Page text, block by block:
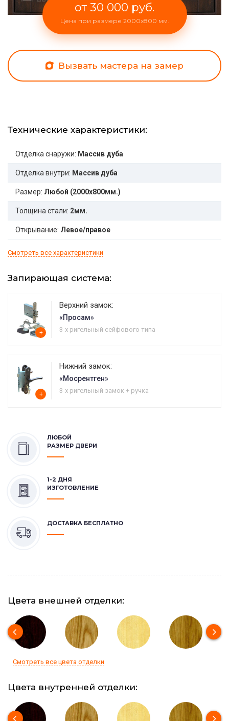
от 30 000 руб.
Цена при размере 2000x800 мм.
Вызвать мастера на замер
Технические характеристики:
Отделка снаружи: Массив дуба
Отделка внутри: Массив дуба
Размер: Любой (2000x800мм.)
Толщина стали: 2мм.
Открывание: Левое/правое
Смотреть все характеристики
Запирающая система:
+
Верхний замок:
«Просам»
3-х ригельный сейфового типа
+
Нижний замок:
«Мосрентген»
3-х ригельный замок + ручка
ЛЮБОЙ
РАЗМЕР ДВЕРИ
1-2 ДНЯ
ИЗГОТОВЛЕНИЕ
ДОСТАВКА БЕСПЛАТНО
Цвета внешней отделки:
Смотреть все цвета отделки
Цвета внутренней отделки: